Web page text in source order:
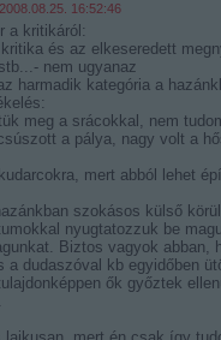
2008.08.25. 16:52:46
a kritikáról:
és az elkeseredett
nem ugyanaz
harmadik kategória a
meg a srácokkal, nem
a pálya, nagy volt a
mert abból lehet
szokásos külső
nyugtatozzuk be
Biztos vagyok abban,
a dudaszóval kb egyidőben
ők győztek